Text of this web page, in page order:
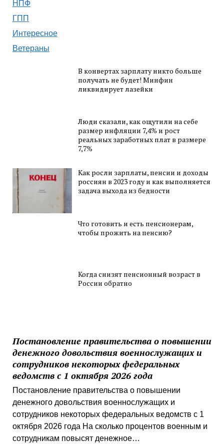
НПФ
ГПП
Интересное
Ветераны
В конвертах зарплату никто больше
получать не будет! Минфин
ликвидирует лазейки
Люди сказали, как ощутили на себе
размер инфляции 7,4% и рост
реальных заработных плат в размере
7,7%
Как росли зарплаты, пенсии и доходы
россиян в 2023 году и как выполняется
задача выхода из бедности
Что готовить и есть пенсионерам,
чтобы прожить на пенсию?
Когда снизят пенсионный возраст в
России обратно
Постановление правительства о повышении
денежного довольствия военнослужащих и
сотрудников некоторых федеральных
ведомств с 1 октября 2026 года
Постановление правительства о повышении
денежного довольствия военнослужащих и
сотрудников некоторых федеральных ведомств с 1
октября 2026 года На сколько процентов военным и
сотрудникам повысят денежное…